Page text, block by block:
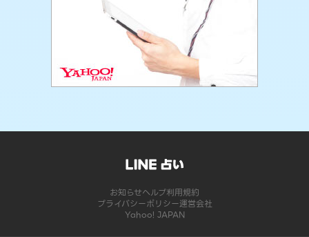
お知らせヘルプ利用規約
プライバシーポリシー運営会社
Yahoo! JAPAN